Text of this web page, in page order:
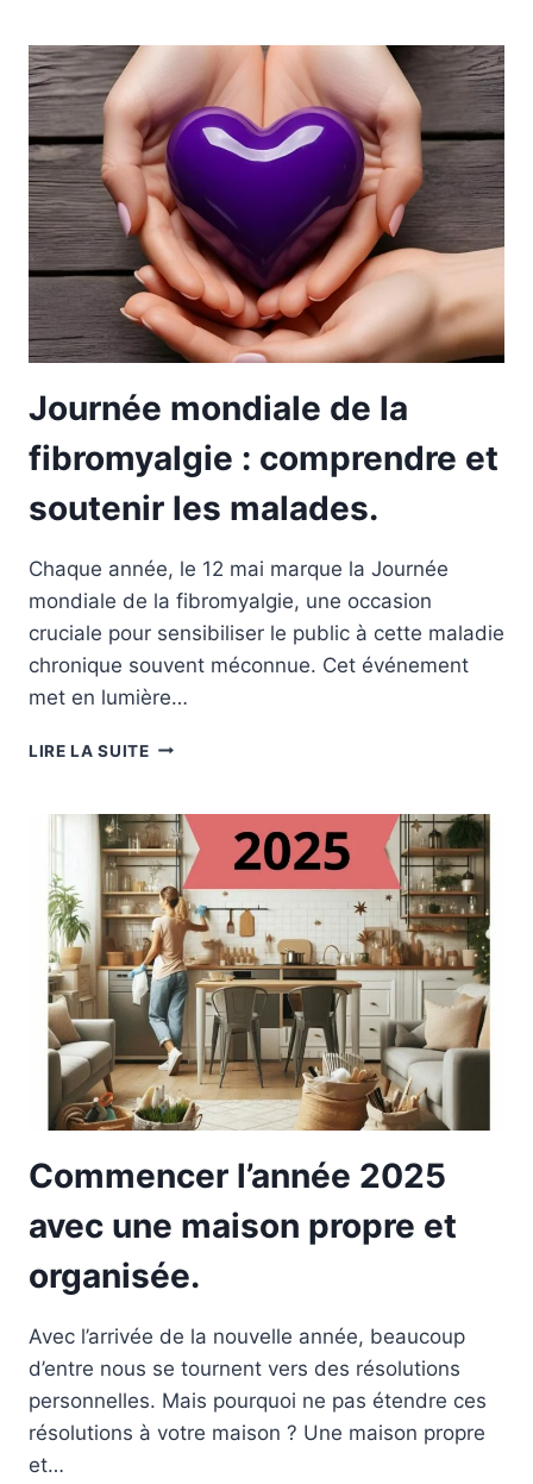
SEREINEMENT.
Journée mondiale de la
fibromyalgie : comprendre et
soutenir les malades.
Chaque année, le 12 mai marque la Journée
mondiale de la fibromyalgie, une occasion
cruciale pour sensibiliser le public à cette maladie
chronique souvent méconnue. Cet événement
met en lumière…
LIRE LA SUITEJOURNÉE
LA
FIBROMYALGIE
:
COMPRENDRE
ET
SOUTENIR
LES
MALADES.
Commencer l’année 2025
avec une maison propre et
organisée.
Avec l’arrivée de la nouvelle année, beaucoup
d’entre nous se tournent vers des résolutions
personnelles. Mais pourquoi ne pas étendre ces
résolutions à votre maison ? Une maison propre
et…